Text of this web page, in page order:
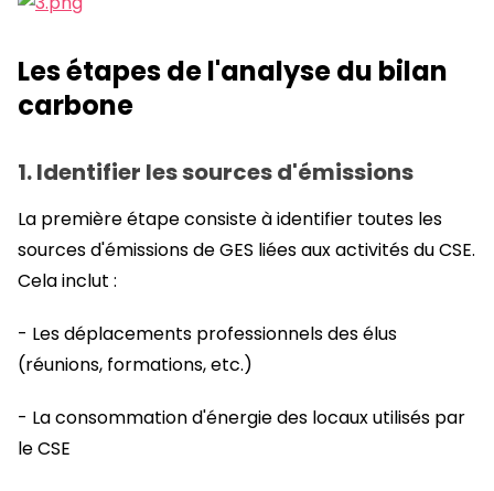
Les étapes de l'analyse du bilan
carbone
1. Identifier les sources d'émissions
La première étape consiste à identifier toutes les
sources d'émissions de GES liées aux activités du CSE.
Cela inclut :
- Les déplacements professionnels des élus
(réunions, formations, etc.)
- La consommation d'énergie des locaux utilisés par
le CSE